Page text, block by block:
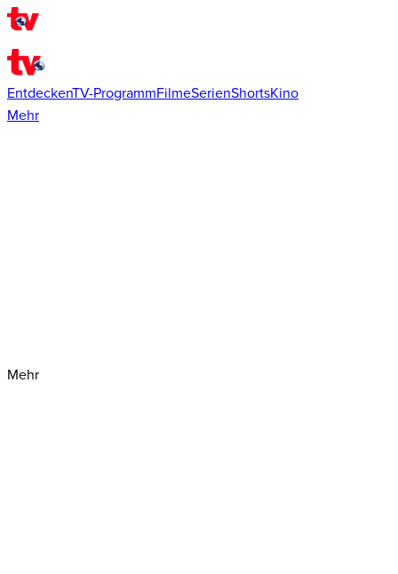
EntdeckenTV-ProgrammFilmeSerienShortsKino
Mehr
Mehr